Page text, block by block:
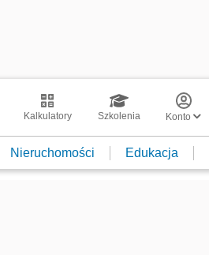
Kalkulatory Szkolenia Konto
Nieruchomości Edukacja